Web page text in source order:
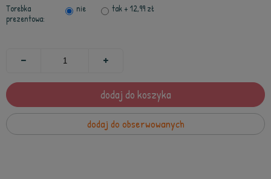
Torebka
prezentowa:
nie tak+ 12,99 zł
dodaj do koszyka
dodaj do obserwowanych